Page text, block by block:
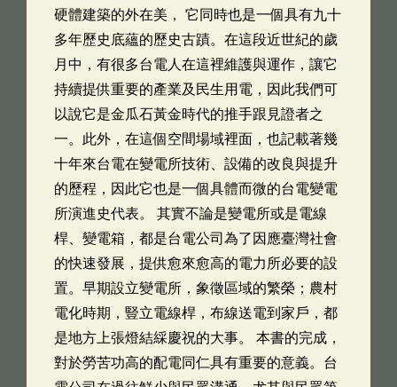
硬體建築的外在美， 它同時也是一個具有九十
多年歷史底蘊的歷史古蹟。在這段近世紀的歲
月中，有很多台電人在這裡維護與運作，讓它
持續提供重要的產業及民生用電，因此我們可
以說它是金瓜石黃金時代的推手跟見證者之
一。此外，在這個空間場域裡面，也記載著幾
十年來台電在變電所技術、設備的改良與提升
的歷程，因此它也是一個具體而微的台電變電
所演進史代表。 其實不論是變電所或是電線
桿、變電箱，都是台電公司為了因應臺灣社會
的快速發展，提供愈來愈高的電力所必要的設
置。早期設立變電所，象徵區域的繁榮；農村
電化時期，豎立電線桿，布線送電到家戶，都
是地方上張燈結綵慶祝的大事。 本書的完成，
對於勞苦功高的配電同仁具有重要的意義。台